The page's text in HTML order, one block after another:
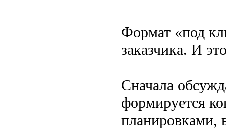
Формат «под
заказчика. И
Сначала
формируется
планировками,